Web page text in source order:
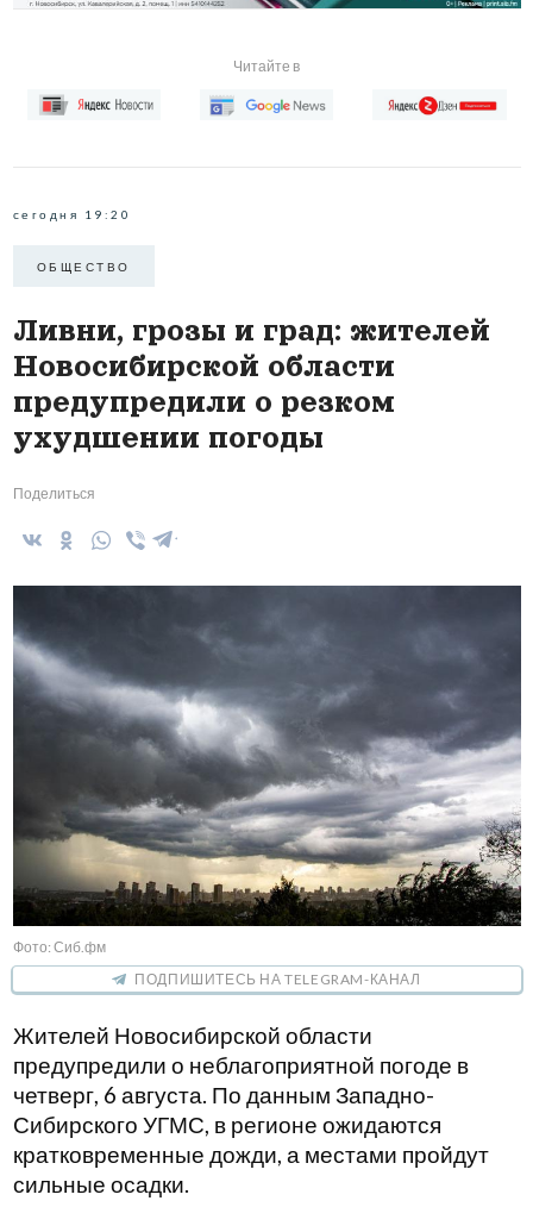
Читайте в
сегодня 19:20
ОБЩЕСТВО
Ливни, грозы и град: жителей
Новосибирской области
предупредили о резком
ухудшении погоды
Поделиться
Фото: Сиб.фм
ПОДПИШИТЕСЬ НА TELEGRAM-КАНАЛ
Жителей Новосибирской области
предупредили о неблагоприятной погоде в
четверг, 6 августа. По данным Западно-
Сибирского УГМС, в регионе ожидаются
кратковременные дожди, а местами пройдут
сильные осадки.